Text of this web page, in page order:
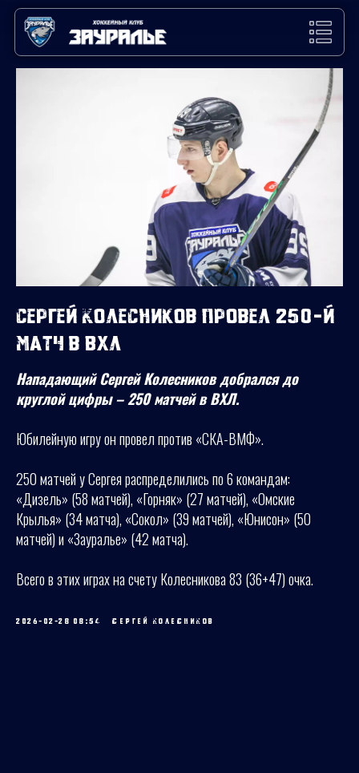
Сергей Колесников провел 250-й
матч в ВХЛ
Нападающий Сергей Колесников добрался до
круглой цифры – 250 матчей в ВХЛ.
Юбилейную игру он провел против «СКА-ВМФ».
250 матчей у Сергея распределились по 6 командам:
«Дизель» (58 матчей), «Горняк» (27 матчей), «Омские
Крылья» (34 матча), «Сокол» (39 матчей), «Юнисон» (50
матчей) и «Зауралье» (42 матча).
Всего в этих играх на счету Колесникова 83 (36+47) очка.
2026-02-28 08:54 СЕРГЕЙ КОЛЕСНИКОВ